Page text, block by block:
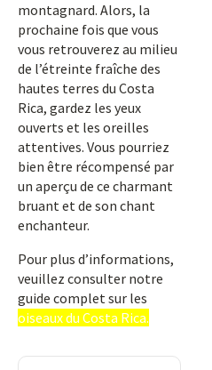
montagnard. Alors, la
prochaine fois que vous
vous retrouverez au milieu
de l’étreinte fraîche des
hautes terres du Costa
Rica, gardez les yeux
ouverts et les oreilles
attentives. Vous pourriez
bien être récompensé par
un aperçu de ce charmant
bruant et de son chant
enchanteur.
Pour plus d’informations,
veuillez consulter notre
guide complet sur les
oiseaux du Costa Rica.